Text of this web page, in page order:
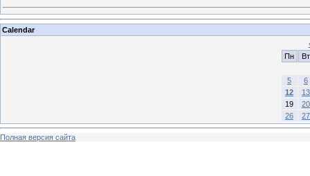
Calendar
Пн
Вт
5
6
12
13
19
20
26
27
Полная версия сайта